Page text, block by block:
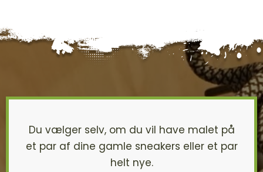
Du vælger selv, om du vil have malet på
et par af dine gamle sneakers eller et par
helt nye.